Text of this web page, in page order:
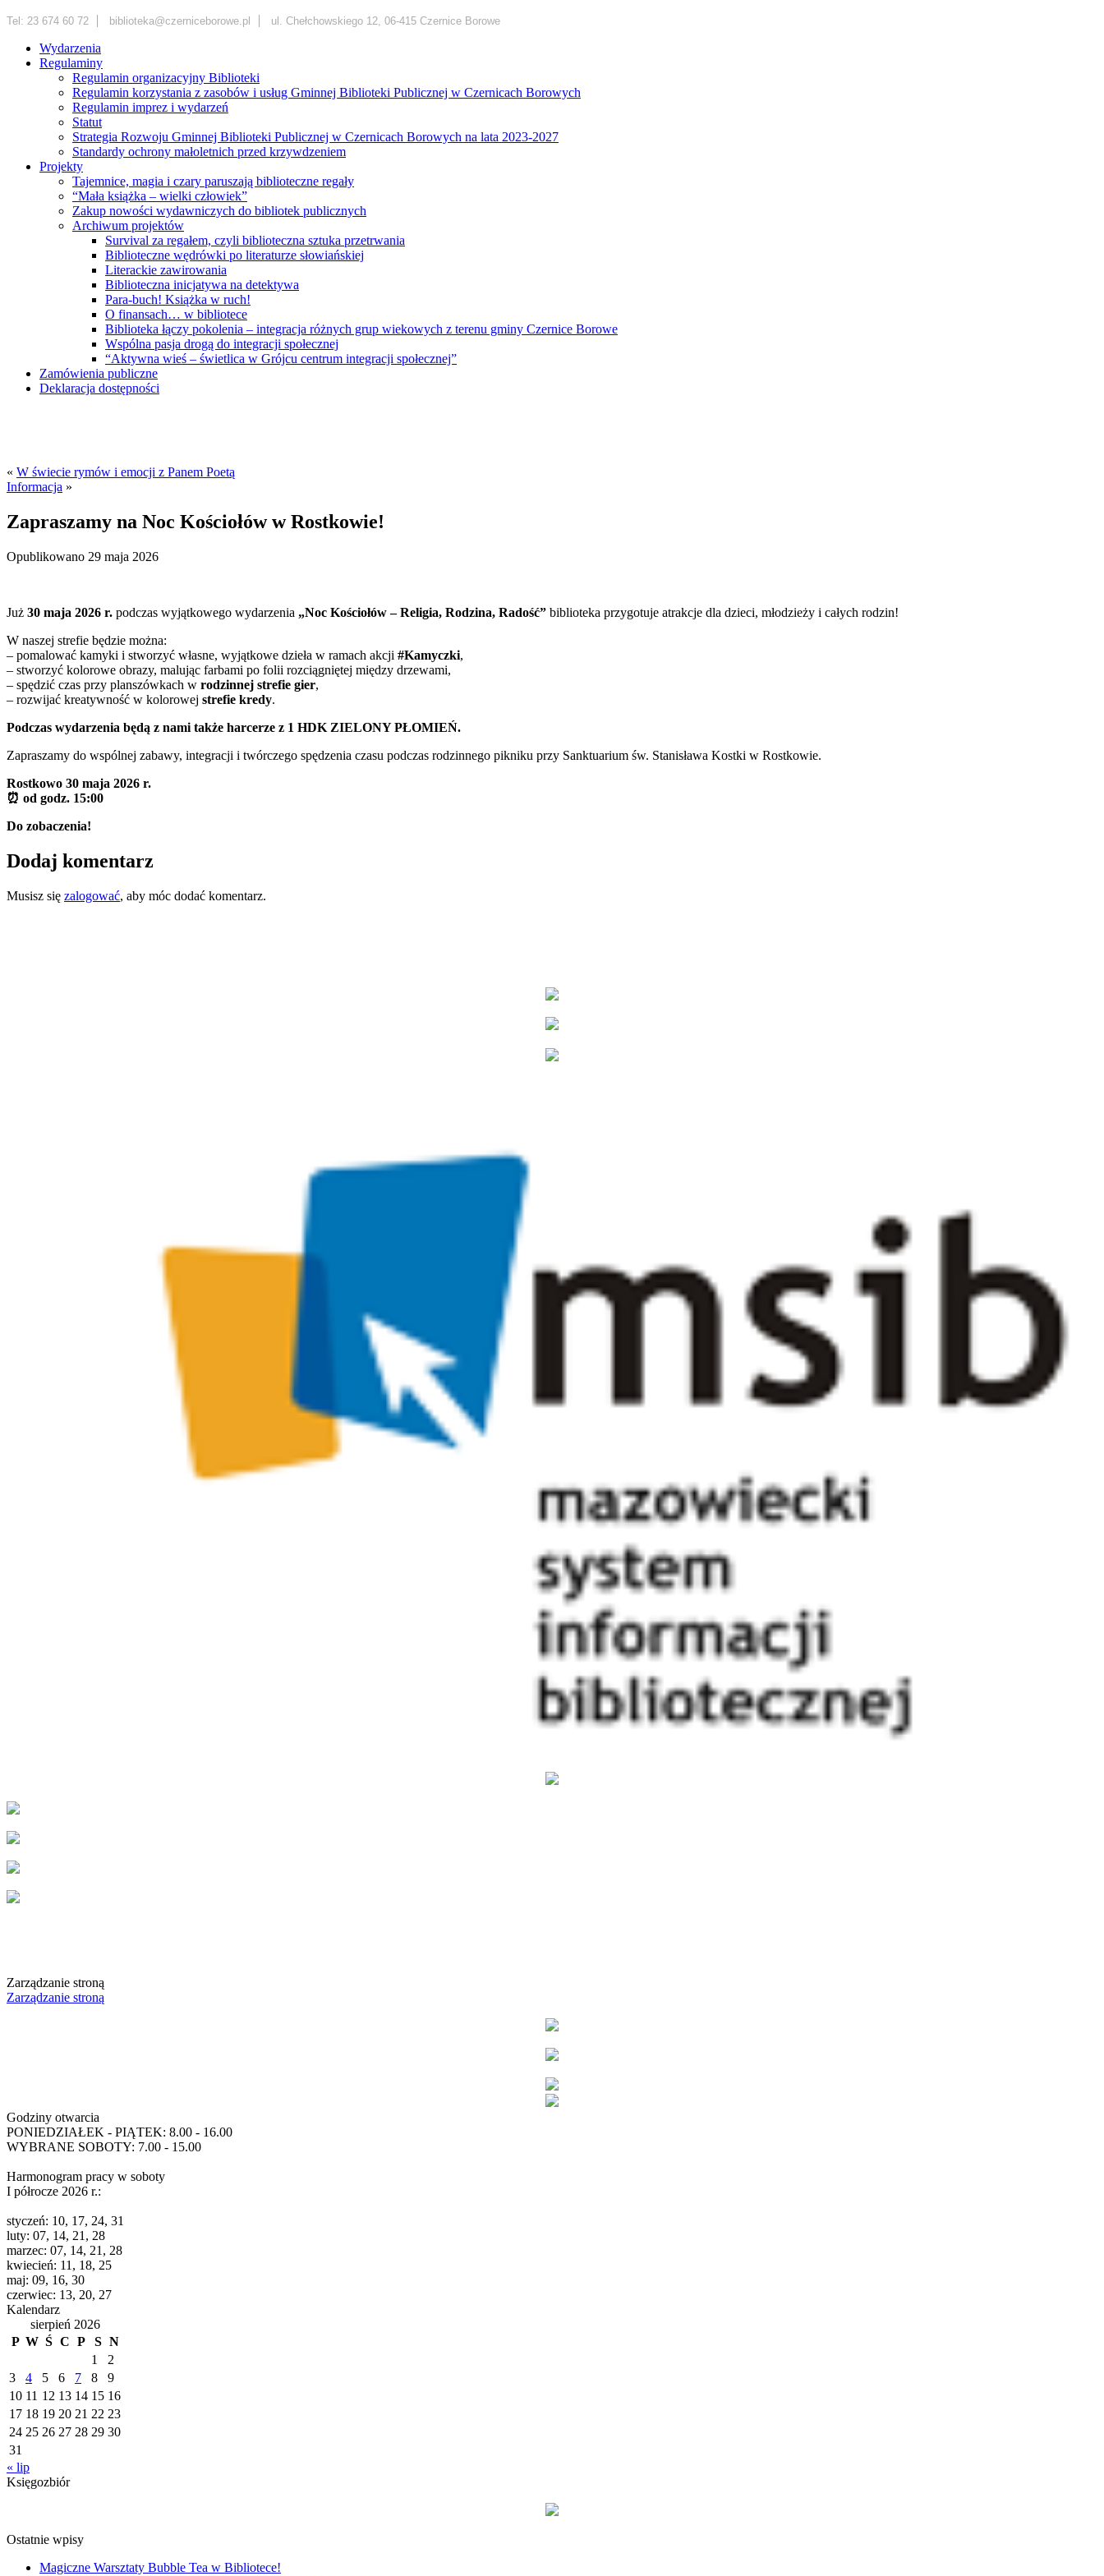
Tel: 23 674 60 72 biblioteka@czerniceborowe.pl ul. Chełchowskiego 12, 06-415 Czernice Borowe
Wydarzenia
Regulaminy
Regulamin organizacyjny Biblioteki
Regulamin korzystania z zasobów i usług Gminnej Biblioteki Publicznej w Czernicach Borowych
Regulamin imprez i wydarzeń
Statut
Strategia Rozwoju Gminnej Biblioteki Publicznej w Czernicach Borowych na lata 2023-2027
Standardy ochrony małoletnich przed krzywdzeniem
Projekty
Tajemnice, magia i czary paruszają biblioteczne regały
“Mała książka – wielki człowiek”
Zakup nowości wydawniczych do bibliotek publicznych
Archiwum projektów
Survival za regałem, czyli biblioteczna sztuka przetrwania
Biblioteczne wędrówki po literaturze słowiańskiej
Literackie zawirowania
Biblioteczna inicjatywa na detektywa
Para-buch! Książka w ruch!
O finansach… w bibliotece
Biblioteka łączy pokolenia – integracja różnych grup wiekowych z terenu gminy Czernice Borowe
Wspólna pasja drogą do integracji społecznej
“Aktywna wieś – świetlica w Grójcu centrum integracji społecznej”
Zamówienia publiczne
Deklaracja dostępności
« W świecie rymów i emocji z Panem Poetą
Informacja »
Zapraszamy na Noc Kościołów w Rostkowie!
Opublikowano 29 maja 2026
Już 30 maja 2026 r. podczas wyjątkowego wydarzenia „Noc Kościołów – Religia, Rodzina, Radość” biblioteka przygotuje atrakcje dla dzieci, młodzieży i całych rodzin!
W naszej strefie będzie można:
– pomalować kamyki i stworzyć własne, wyjątkowe dzieła w ramach akcji #Kamyczki,
– stworzyć kolorowe obrazy, malując farbami po folii rozciągniętej między drzewami,
– spędzić czas przy planszówkach w rodzinnej strefie gier,
– rozwijać kreatywność w kolorowej strefie kredy.
Podczas wydarzenia będą z nami także harcerze z 1 HDK ZIELONY PŁOMIEŃ.
Zapraszamy do wspólnej zabawy, integracji i twórczego spędzenia czasu podczas rodzinnego pikniku przy Sanktuarium św. Stanisława Kostki w Rostkowie.
Rostkowo 30 maja 2026 r.
⏰ od godz. 15:00
Do zobaczenia!
Dodaj komentarz
Musisz się zalogować, aby móc dodać komentarz.
Zarządzanie stroną
Zarządzanie stroną
Godziny otwarcia
PONIEDZIAŁEK - PIĄTEK: 8.00 - 16.00
WYBRANE SOBOTY: 7.00 - 15.00
Harmonogram pracy w soboty
I półrocze 2026 r.:
styczeń: 10, 17, 24, 31
luty: 07, 14, 21, 28
marzec: 07, 14, 21, 28
kwiecień: 11, 18, 25
maj: 09, 16, 30
czerwiec: 13, 20, 27
Kalendarz
sierpień 2026
P W Ś C P S N
1
2
3
4 5 6 7 8
9
10 11 12 13 14 15 16
17 18 19 20 21 22 23
24 25 26 27 28 29 30
31
« lip
Księgozbiór
Ostatnie wpisy
Magiczne Warsztaty Bubble Tea w Bibliotece!